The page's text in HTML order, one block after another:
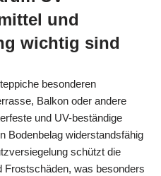
und
wichtig sind
besonderen
Balkon oder andere
und UV-beständige
Bodenbelag widerstandsfähig
schützt die
Frostschäden, was besonders